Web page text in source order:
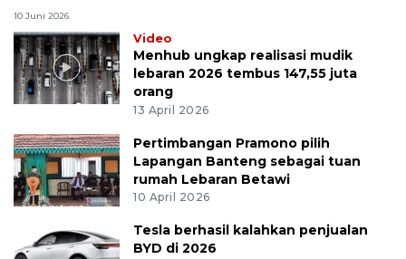
10 Juni 2026
Video
Menhub ungkap realisasi mudik
lebaran 2026 tembus 147,55 juta
orang
13 April 2026
Pertimbangan Pramono pilih
Lapangan Banteng sebagai tuan
rumah Lebaran Betawi
10 April 2026
Tesla berhasil kalahkan penjualan
BYD di 2026